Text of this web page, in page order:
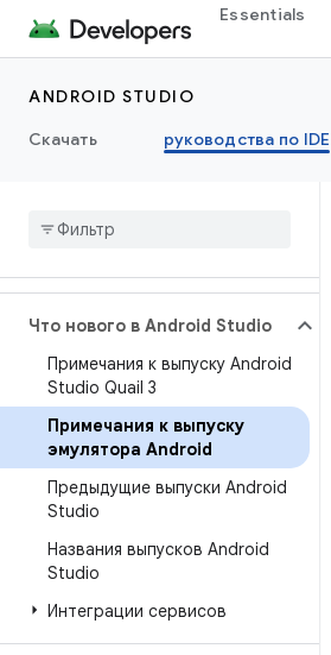
Essentials
ANDROID STUDIO
Скачать
руководства по IDE
Что нового в Android Studio
Примечания к выпуску Android
Studio Quail 3
Примечания к выпуску
эмулятора Android
Предыдущие выпуски Android
Studio
Названия выпусков Android
Studio
Интеграции сервисов